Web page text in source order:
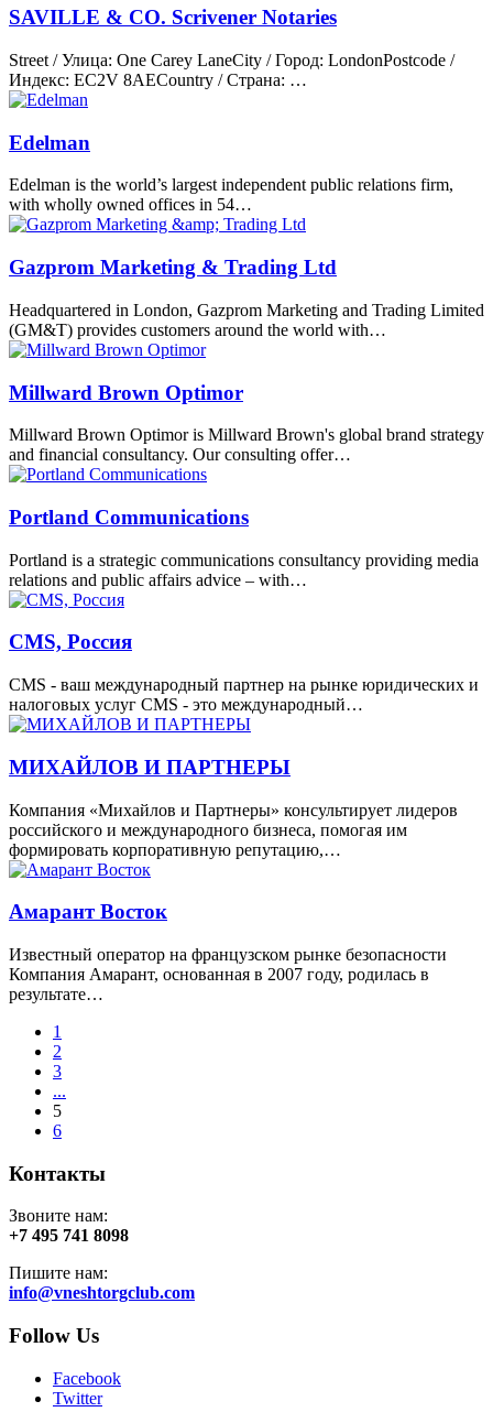
SAVILLE & CO. Scrivener Notaries
Street / Улица: One Carey LaneCity / Город: LondonPostcode /
Индекс: EC2V 8AECountry / Страна: …
Edelman
Edelman is the world’s largest independent public relations firm,
with wholly owned offices in 54…
Gazprom Marketing & Trading Ltd
Headquartered in London, Gazprom Marketing and Trading Limited
(GM&T) provides customers around the world with…
Millward Brown Optimor
Millward Brown Optimor is Millward Brown's global brand strategy
and financial consultancy. Our consulting offer…
Portland Communications
Portland is a strategic communications consultancy providing media
relations and public affairs advice – with…
CMS, Россия
CMS - ваш международный партнер на рынке юридических и
налоговых услуг CMS - это международный…
МИХАЙЛОВ И ПАРТНЕРЫ
Компания «Михайлов и Партнеры» консультирует лидеров
российского и международного бизнеса, помогая им
формировать корпоративную репутацию,…
Амарант Восток
Известный оператор на французском рынке безопасности
Компания Амарант, основанная в 2007 году, родилась в
результате…
1
2
3
...
5
6
Контакты
Звоните нам:
+7 495 741 8098
Пишите нам:
info@vneshtorgclub.com
Follow Us
Facebook
Twitter